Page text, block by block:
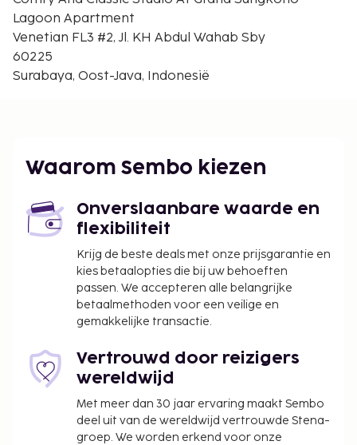
De volgende kosten dienen bij de accommodatie te
worden betaald. De kosten kunnen inclusief
toepasselijke belastingen zijn:
Schoonmaakkosten: IDR 110000.00 per
We hebben alle kosten vermeld die de
In deze accommodatie zijn huisdieren en
assistentiedieren niet toegestaan.
Lagoon Apartment
Venetian FL3 #2, Jl. KH Abdul Wahab Sby
60225
Surabaya, Oost-Java, Indonesië
Waarom Sembo kiezen
Onverslaanbare waarde en
flexibiliteit
Krijg de beste deals met onze prijsgarantie en
kies betaalopties die bij uw behoeften
passen. We accepteren alle belangrijke
betaalmethoden voor een veilige en
gemakkelijke transactie.
Vertrouwd door reizigers
wereldwijd
Met meer dan 30 jaar ervaring maakt Sembo
deel uit van de wereldwijd vertrouwde Stena-
groep. We worden erkend voor onze